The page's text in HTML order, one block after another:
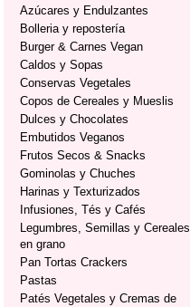
Azúcares y Endulzantes
Bolleria y repostería
Burger & Carnes Vegan
Caldos y Sopas
Conservas Vegetales
Copos de Cereales y Mueslis
Dulces y Chocolates
Embutidos Veganos
Frutos Secos & Snacks
Gominolas y Chuches
Harinas y Texturizados
Infusiones, Tés y Cafés
Legumbres, Semillas y Cereales
en grano
Pan Tortas Crackers
Pastas
Patés Vegetales y Cremas de